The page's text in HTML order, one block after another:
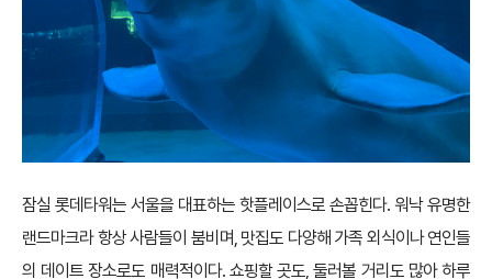
잠실 롯데타워는 서울을 대표하는 핫플레이스로 손꼽힌다. 워낙 유명한
랜드마크라 항상 사람들이 붐비며, 맛집도 다양해 가족 외식이나 연인들
의 데이트 장소로도 매력적이다. 쇼핑할 곳도, 둘러볼 거리도 많아 하루